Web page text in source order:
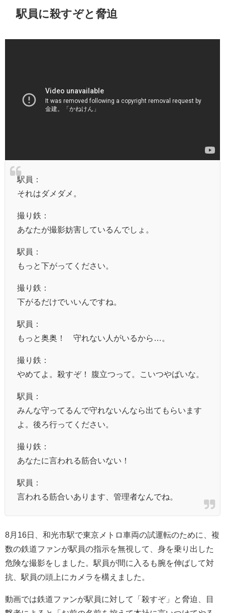
駅員に殺すぞと脅迫
駅員：
それはダメダメ。
撮り鉄：
あなたが撮影妨害しているんでしょ。
駅員：
もっと下がってください。
撮り鉄：
下がるだけでいいんですね。
駅員：
もっと奥奥！ 守れない人がいるから…。
撮り鉄：
やめてよ。殺すぞ！ 腹立つって。こいつやばいな。
駅員：
みんな守ってるんで守れないんなら出てもらいます
よ。後ろ行ってください。
撮り鉄：
あなたに言われる筋合いない！
駅員：
言われる筋合いあります、管理者なんでね。
8月16日、和光市駅で東京メトロ車両の試運転のために、複
数の鉄道ファンが駅員の指示を無視して、身を乗り出した
危険な撮影をしました。駅員が間に入るも腕を伸ばして対
抗、駅員の頭上にカメラを構えました。
動画では鉄道ファンが駅員に対して「殺すぞ」と脅迫、目